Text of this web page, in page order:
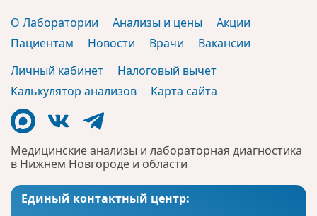
Медицинские анализы и лабораторная диагностика
в Нижнем Новгороде и области
Единый контактный центр:
О Лаборатории Анализы и цены
Акции
Пациентам
Новости Врачи
Вакансии
Личный кабинет
Налоговый вычет
Калькулятор анализов
Карта сайта